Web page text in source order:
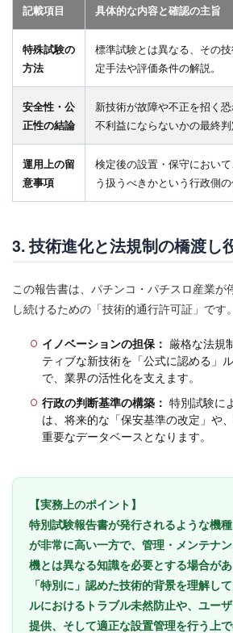
駆動回路
駆動技術 駆動機構
高度経済成長
高設定 高設定分
高設定確信
高速RUSH 高速遊
魔戒演出工学
黄金比
検索
記載項目 具体的な内容と確認の主旨
特殊試験の
方法
標準試験とは異なる、その
定手法や評価条件の解説。
安全性・公
正性の結論
新技術が故障や不正を招く
不利益にならないかの最終判
運用上の留
意事項
検定後の設置・保守におい
う扱うべきかという行政側の
3. 技術進化と法規制の橋渡し
この報告書は、パチンコ・パチスロ産業が
し続けるための「技術的通行許可証」です。
イノベーションの担保： 厳格な法規
ティブな新技術を「公式に認める」
で、業界の活性化を支えます。
行政の判断基準の構築： 特別試験に
は、将来的な「保安基準の改定」や
重要なデータベースとなります。
【実務上のポイント】
特別試験報告書が発行されるような機
が非常に高い一方で、管理・メンテナ
機とは異なる知識を必要とする場合が
「特別に」認めた技術的背景を理解し
ルにおけるトラブル未然防止や、ユー
提供、そして適正な設置管理を行う上